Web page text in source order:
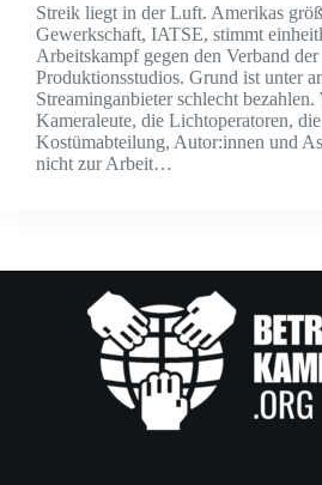
Streik liegt in der Luft. Amerikas
Gewerkschaft, IATSE, stimmt
Arbeitskampf gegen den Verband der
Produktionsstudios. Grund ist unter
Streaminganbieter schlecht bezahlen.
Kameraleute, die Lichtoperatoren, die
Kostümabteilung, Autor:innen und
nicht zur Arbeit…